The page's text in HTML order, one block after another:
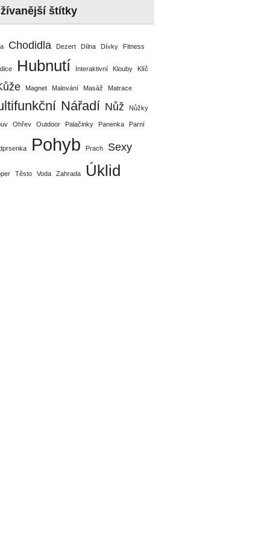
štítky
Chodidla Dezert Dílna Dívky Fitness
Hubnutí Interaktivní Klouby Klíč
Magnet Malování Masáž Matrace
Nářadí Nůž Nůžky
Ohřev Outdoor Palačinky Panenka Parní
Pohyb Prach Sexy
Těsto Voda Zahrada Úklid